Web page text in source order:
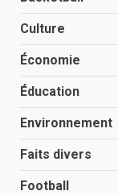
Culture
Économie
Éducation
Environnement
Faits divers
Football